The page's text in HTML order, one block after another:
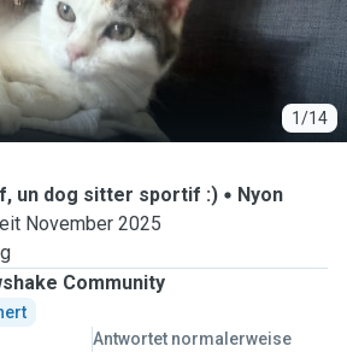
1/14
un dog sitter sportif :)
Nyon
November 2025
Community
Antwortet normalerweise